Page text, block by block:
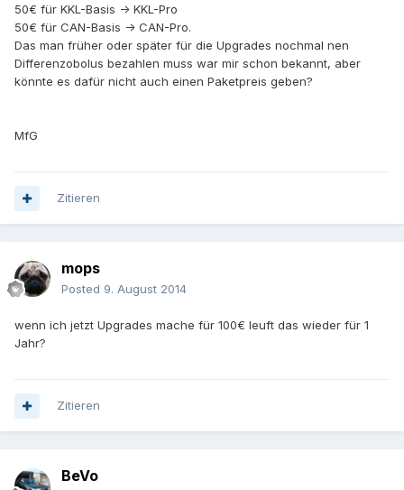
50€ für KKL-Basis -> KKL-Pro
50€ für CAN-Basis -> CAN-Pro.
Das man früher oder später für die Upgrades nochmal nen
Differenzobolus bezahlen muss war mir schon bekannt, aber
könnte es dafür nicht auch einen Paketpreis geben?
MfG
Zitieren
mops
Posted 9. August 2014
wenn ich jetzt Upgrades mache für 100€ leuft das wieder für 1
Jahr?
Zitieren
BeVo